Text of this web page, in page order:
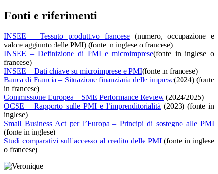
Fonti e riferimenti
INSEE – Tessuto produttivo francese (numero, occupazione e
valore aggiunto delle PMI) (fonte in inglese o francese)
INSEE – Definizione di PMI e microimprese(fonte in inglese o
francese)
INSEE – Dati chiave su microimprese e PMI(fonte in francese)
Banca di Francia – Situazione finanziaria delle imprese(2024) (fonte
in francese)
Commissione Europea – SME Performance Review (2024/2025)
OCSE – Rapporto sulle PMI e l’imprenditorialità (2023) (fonte in
inglese)
Small Business Act per l’Europa – Principi di sostegno alle PMI
(fonte in inglese)
Studi comparativi sull’accesso al credito delle PMI (fonte in inglese
o francese)